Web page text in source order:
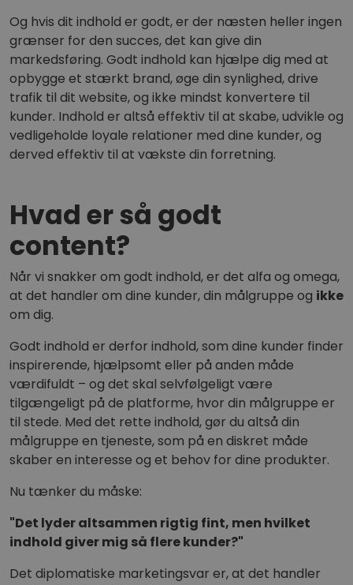
Og hvis dit indhold er godt, er der næsten heller ingen
grænser for den succes, det kan give din
markedsføring. Godt indhold kan hjælpe dig med at
opbygge et stærkt brand, øge din synlighed, drive
trafik til dit website, og ikke mindst konvertere til
kunder. Indhold er altså effektiv til at skabe, udvikle og
vedligeholde loyale relationer med dine kunder, og
derved effektiv til at vækste din forretning.
Hvad er så godt
content?
Når vi snakker om godt indhold, er det alfa og omega,
at det handler om dine kunder, din målgruppe og ikke
om dig.
Godt indhold er derfor indhold, som dine kunder finder
inspirerende, hjælpsomt eller på anden måde
værdifuldt – og det skal selvfølgeligt være
tilgængeligt på de platforme, hvor din målgruppe er
til stede. Med det rette indhold, gør du altså din
målgruppe en tjeneste, som på en diskret måde
skaber en interesse og et behov for dine produkter.
Nu tænker du måske:
"Det lyder altsammen rigtig fint, men hvilket
indhold giver mig så flere kunder?"
Det diplomatiske marketingsvar er, at det handler